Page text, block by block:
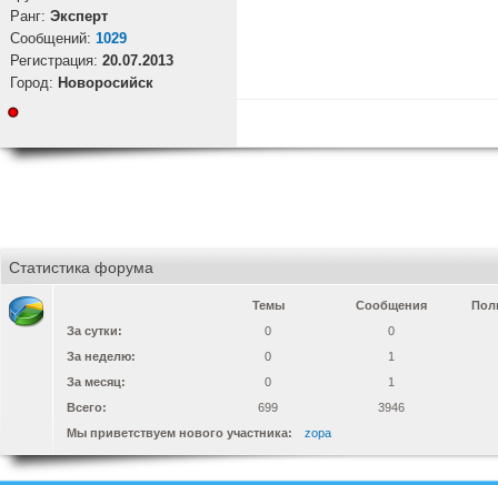
Ранг: Эксперт
Cообщений: 1029
Регистрация: 20.07.2013
Город: Новоросийск
Статистика форума
Темы Сообщения
За сутки:
0
0
За неделю:
0
1
За месяц:
0
1
Всего:
699
3946
Мы приветствуем нового участника:
zopa